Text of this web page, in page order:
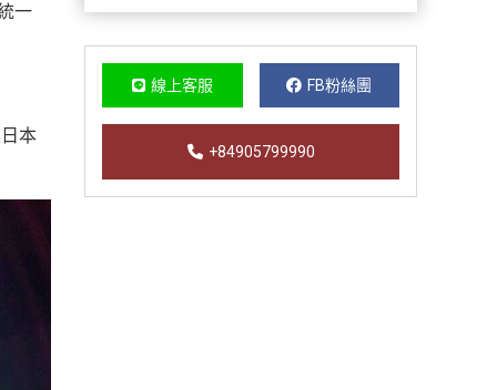
一
本
線上客服 FB粉絲團
+84905799990